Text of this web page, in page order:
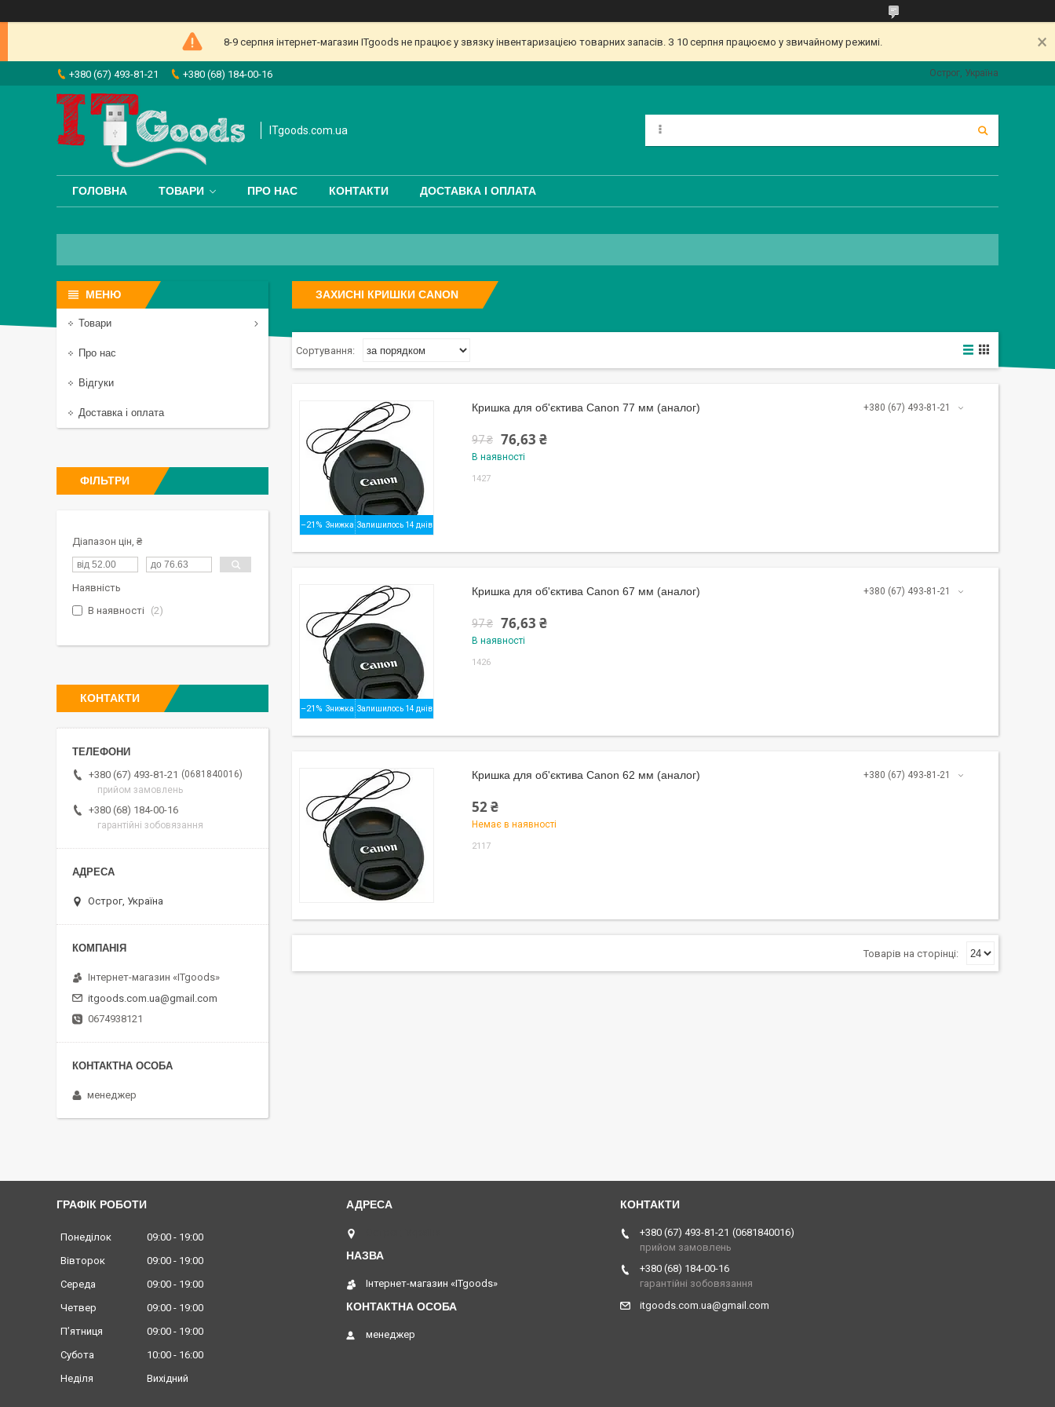
8-9 серпня інтернет-магазин ITgoods не працює у звязку інвентаризацією товарних запасів. З 10 серпня працюємо у звичайному режимі.
+380 (67) 493-81-21 +380 (68) 184-00-16 Острог, Україна
ITgoods.com.ua
ГОЛОВНА ТОВАРИ ПРО НАС КОНТАКТИ ДОСТАВКА І ОПЛАТА
ЗАХИСНІ КРИШКИ CANON
–21% Залишилось 14 днів
+380 (67) 493-81-21
Кришка для об'єктива Canon 77 мм (аналог)
97 ₴ 76,63 ₴
В наявності
1427
–21% Залишилось 14 днів
+380 (67) 493-81-21
Кришка для об'єктива Canon 67 мм (аналог)
97 ₴ 76,63 ₴
В наявності
1426
+380 (67) 493-81-21
Кришка для об'єктива Canon 62 мм (аналог)
52 ₴
Немає в наявності
2117
Товари
Про нас
Відгуки
Доставка і оплата
ФІЛЬТРИ
Діапазон цін, ₴
Наявність
В наявності
2
КОНТАКТИ
+380 (67) 493-81-21
0681840016
прийом замовлень
+380 (68) 184-00-16
гарантійні зобовязання
Острог, Україна
Інтернет-магазин «ITgoods»
itgoods.com.ua@gmail.com
0674938121
менеджер
ГРАФІК РОБОТИ
Понеділок 09:00
19:00
Вівторок
09:00
19:00
Середа
09:00
19:00
Четвер
09:00
19:00
Пʼятниця
09:00
19:00
Субота
10:00
16:00
Неділя
Вихідний
Інтернет-магазин «ITgoods»
менеджер
+380 (67) 493-81-21
0681840016
прийом замовлень
+380 (68) 184-00-16
гарантійні зобовязання
itgoods.com.ua@gmail.com